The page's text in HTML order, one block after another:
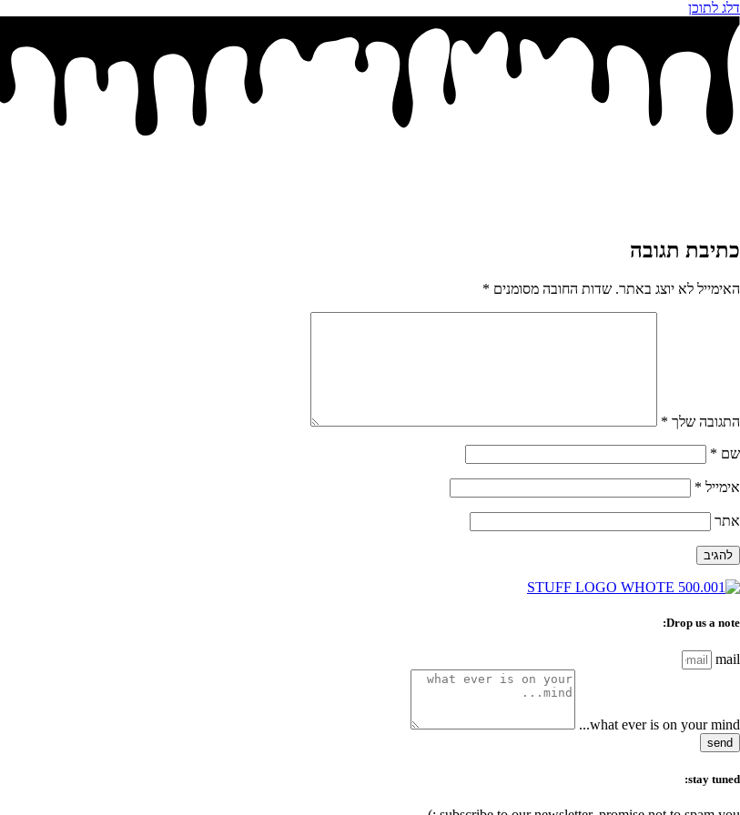
דלג לתוכן
כתיבת תגובה
האימייל לא יוצג באתר. שדות החובה מסומנים *
התגובה שלך *
שם *
אימייל *
אתר
Drop us a note:
mail
what ever is on your mind...
send
stay tuned: